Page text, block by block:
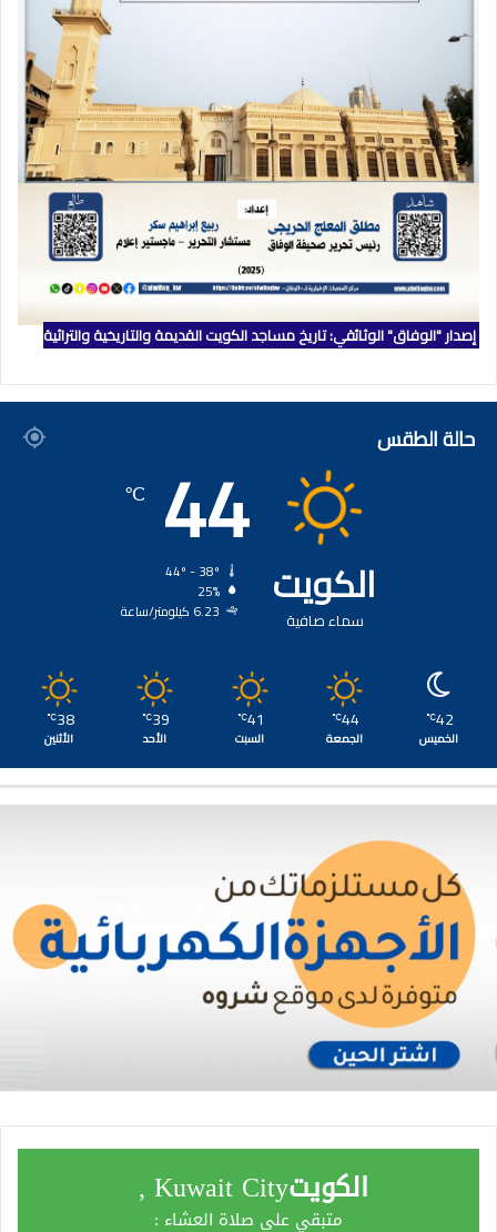
إصدار "الوفاق" الوثائقي: تاريخ مساجد الكويت القديمة والتاريخية والتراثية
حالة الطقس
الكويت
سماء صافية
44
℃
25%
6.23 كيلومتر/ساعة
42
℃
الخميس
44
℃
الجمعة
41
℃
السبت
39
℃
الأحد
38
℃
الأثنين